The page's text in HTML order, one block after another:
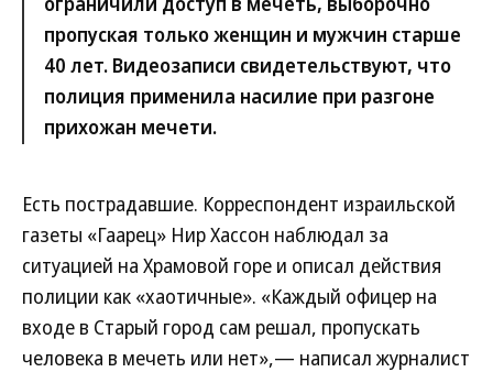
пропуская только женщин и мужчин старше
40 лет. Видеозаписи свидетельствуют, что
полиция применила насилие при разгоне
прихожан мечети.
Есть пострадавшие. Корреспондент израильской
газеты «Гаарец» Нир Хассон наблюдал за
ситуацией на Храмовой горе и описал действия
полиции как «хаотичные». «Каждый офицер на
входе в Старый город сам решал, пропускать
человека в мечеть или нет»,— написал журналист